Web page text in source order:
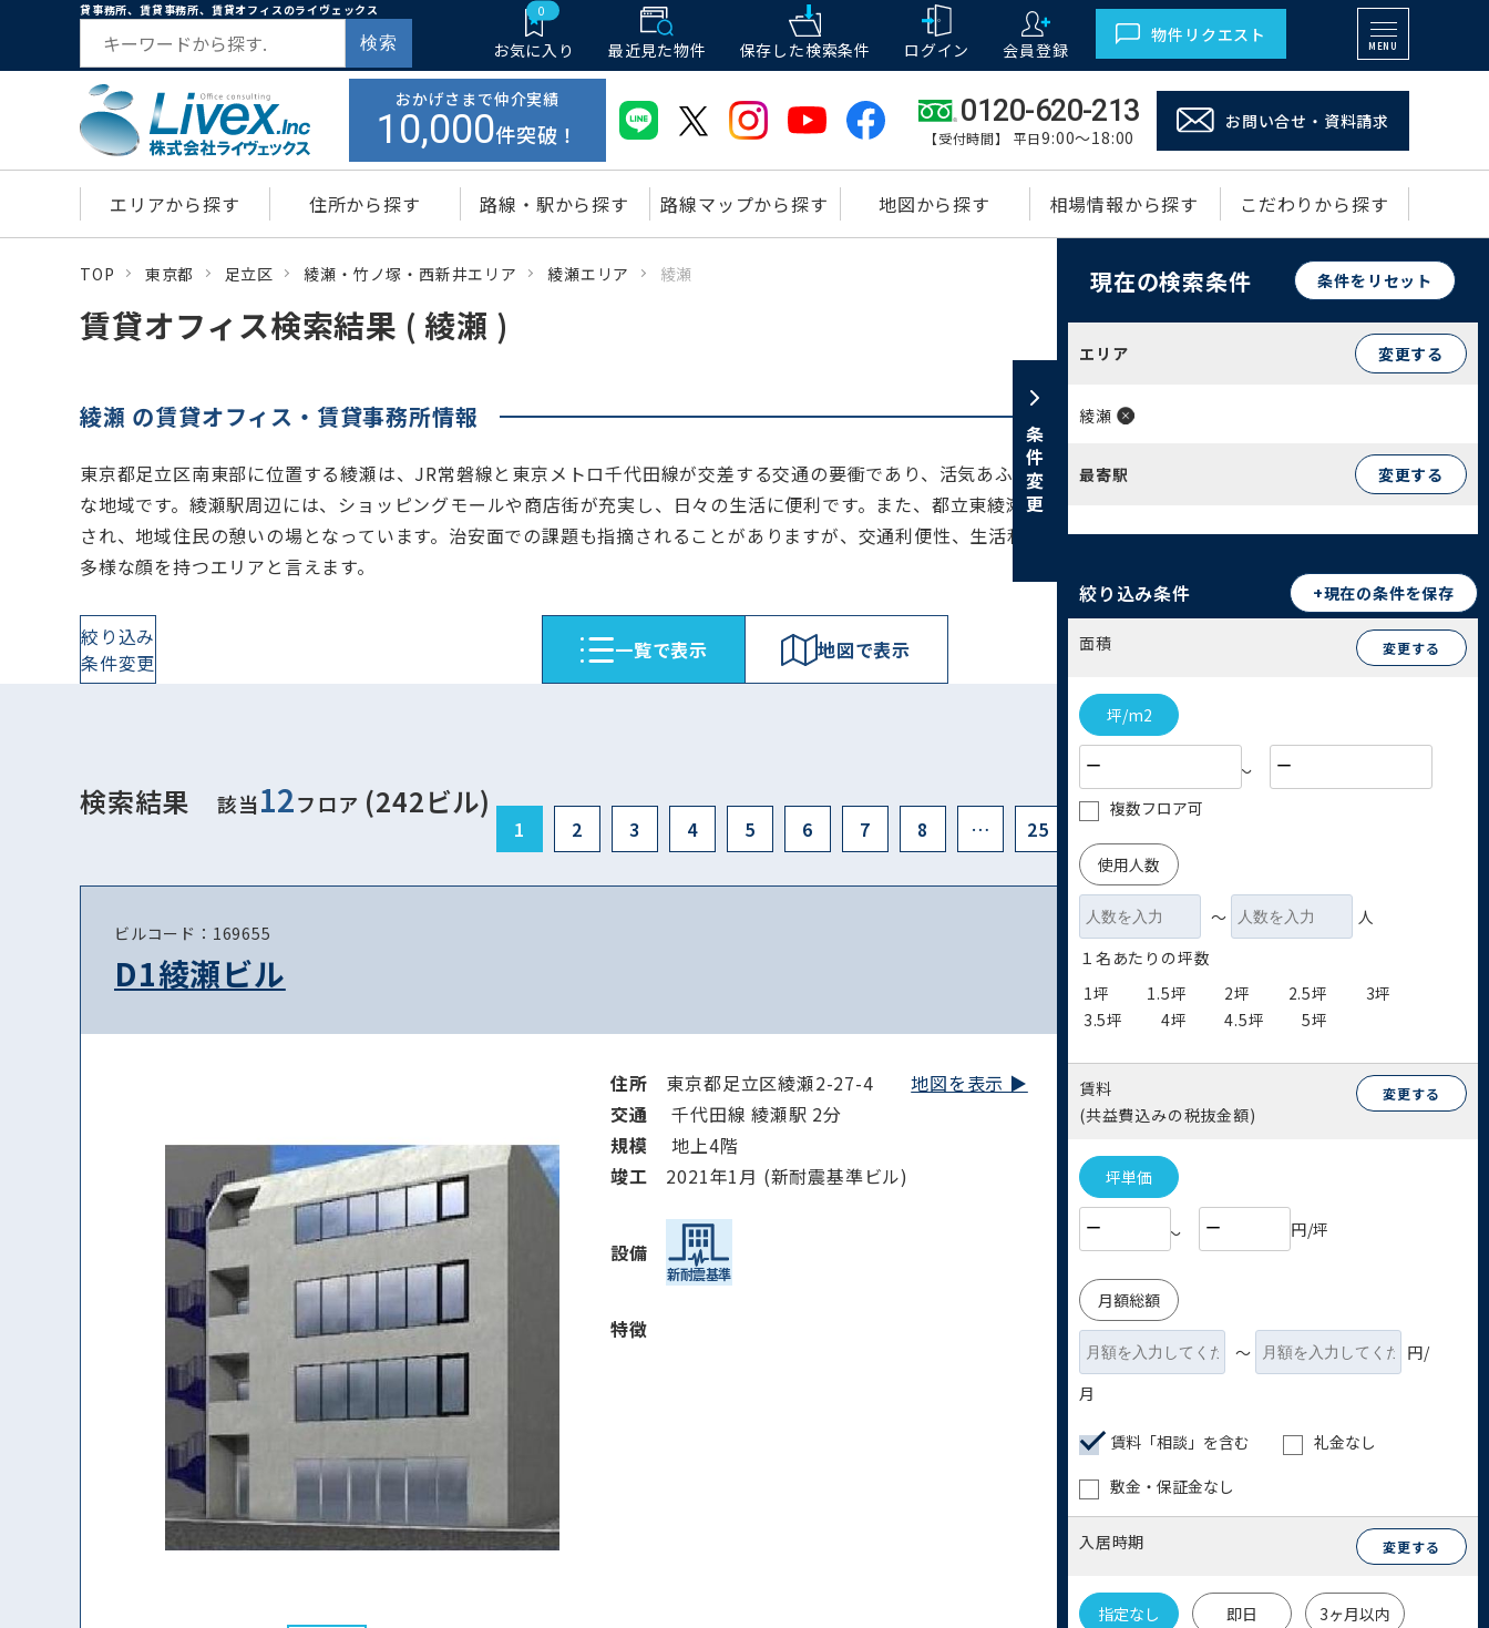
貸事務所、賃貸事務所、賃貸オフィスのライヴェックス
検索
0
お気に入り 最近見た物件 保存した検索条件 ログイン 会員登録
物件リクエスト
MENU
おかげさまで仲介実績
10,000件突破！
0120-620-213
【受付時間】 平日9:00～18:00
お問い合せ・資料請求
エリアから探す 住所から探す 路線・駅から探す 路線マップから探す 地図から探す 相場情報から探す こだわりから探す
TOP 東京都 足立区 綾瀬・竹ノ塚・西新井エリア 綾瀬エリア 綾瀬
条件変更
現在の検索条件 条件をリセット
エリア 変更する
綾瀬
最寄駅 変更する
絞り込み条件 +現在の条件を保存
面積 変更する
坪/m2
〜
複数フロア可
使用人数
〜
人
１名あたりの坪数
1坪
1.5坪 2坪 2.5坪
3坪
3.5坪
4坪 4.5坪 5坪
賃料
(共益費込みの税抜金額)
変更する
坪単価
〜 円/坪
月額総額
〜
円/
月
賃料「相談」を含む
礼金なし
敷金・保証金なし
入居時期 変更する
指定なし 即日 3ヶ月以内
賃貸オフィス検索結果 ( 綾瀬 )
綾瀬 の賃貸オフィス・賃貸事務所情報
東京都足立区南東部に位置する綾瀬は、JR常磐線と東京メトロ千代田線が交差する交通の要衝であり、活気あふれる商業エリアと広大な公園が共存する魅力的
な地域です。綾瀬駅周辺には、ショッピングモールや商店街が充実し、日々の生活に便利です。また、都立東綾瀬公園は、アスレチック施設や水辺空間が整備
され、地域住民の憩いの場となっています。治安面での課題も指摘されることがありますが、交通利便性、生活利便性、そして自然環境のバランスが取れた、
多様な顔を持つエリアと言えます。
絞り込み
条件変更
⼀覧で表⽰ 地図で表⽰
検索結果 該当12フロア (242ビル)
1 2 3 4 5 6 7 8 … 25
ビルコード：169655
D1綾瀬ビル
住所 東京都足立区綾瀬2-27-4地図を表示 ▶︎
交通
千代田線 綾瀬駅 2分
規模
地上4階
竣⼯ 2021年1月 (新耐震基準ビル)
設備
特徴